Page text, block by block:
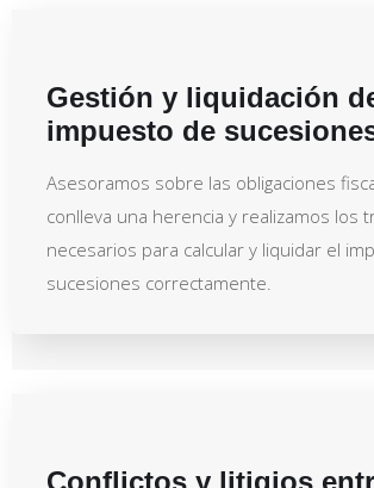
Gestión y liquidación
impuesto de
Asesoramos sobre las obligaciones
conlleva una herencia y realizamos los
necesarios para calcular y liquidar el
sucesiones correctamente.
Conflictos y litigios